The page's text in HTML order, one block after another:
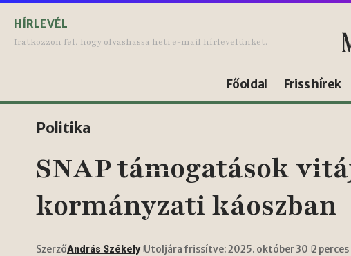
HÍRLEVÉL
Iratkozzon fel, hogy olvashassa heti e-mail hírlevelünket.
Főoldal Friss hírek
Politika
SNAP támogatások
kormányzati káoszban
SzerzőAndrás Székely Utoljára frissítve: 2025. október 30 2